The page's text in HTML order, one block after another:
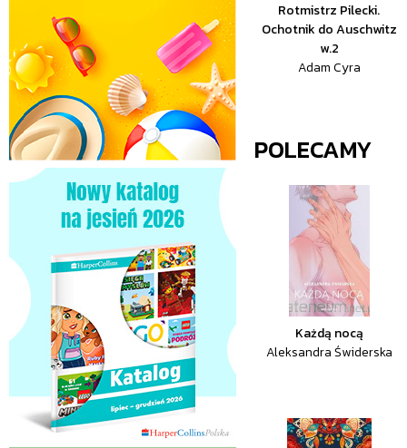
Rotmistrz Pilecki.
Ochotnik do Auschwitz
w.2
Adam Cyra
POLECAMY
Każdą nocą
Aleksandra Świderska